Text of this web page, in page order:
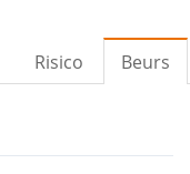
Risico Beurs